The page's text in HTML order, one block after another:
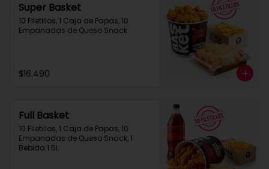
Super Basket
10 Filetillos, 1 Caja de Papas, 10
Empanadas de Queso Snack
$16.490
Full Basket
10 Filetillos, 1 Caja de Papas, 10
Empanadas de Queso Snack, 1
Bebida 1.5L